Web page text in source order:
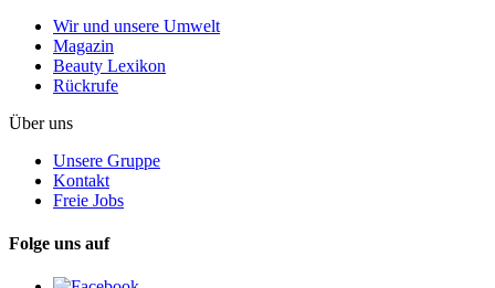
Wir und unsere Umwelt
Magazin
Beauty Lexikon
Rückrufe
Über uns
Unsere Gruppe
Kontakt
Freie Jobs
Folge uns auf